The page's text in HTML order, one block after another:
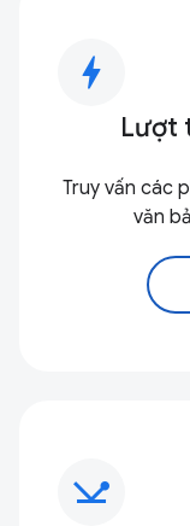
bolt
Lượt
Truy vấn các
văn
network_ping